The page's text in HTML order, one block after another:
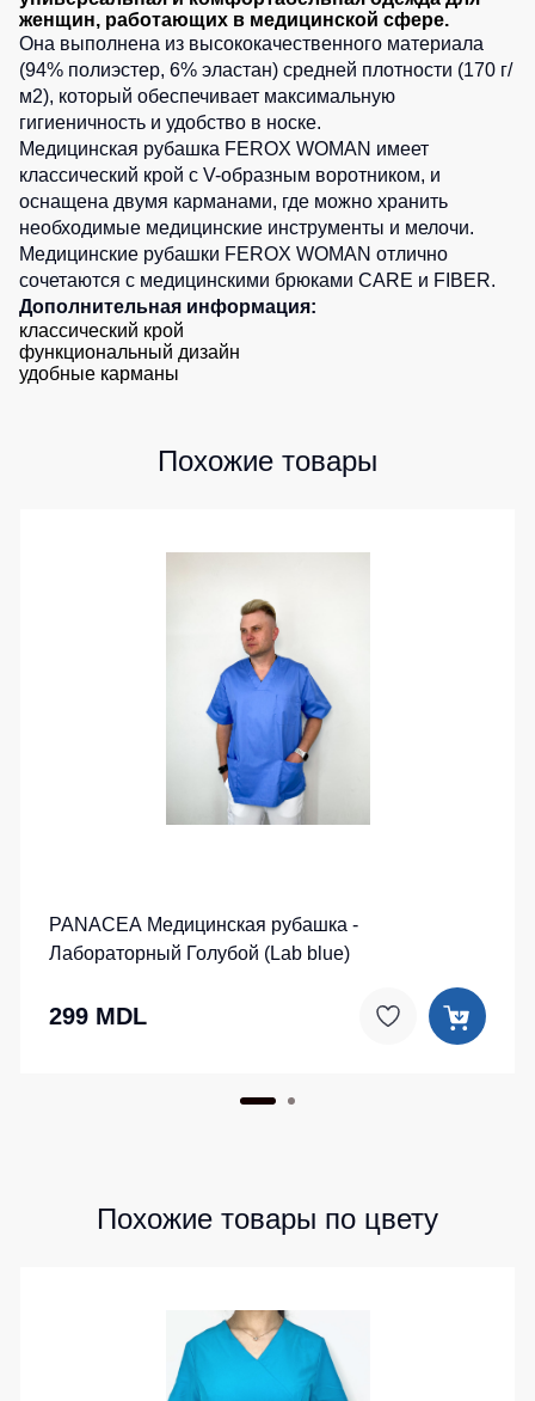
Детские
жилеты
Комбинезоны
Батники
/
Батники
молнии
Батники
Tours
Свитшоты
0 шт.
женщин, работающих в медицинской сфере.
Она выполнена из высококачественного материала
(94% полиэстер, 6% эластан) средней плотности (170 г/
м2), который обеспечивает максимальную
гигиеничность и удобство в носке.
Медицинская рубашка FEROX WOMAN имеет
классический крой с V-образным воротником, и
оснащена двумя карманами, где можно хранить
необходимые медицинские инструменты и мелочи.
Медицинские рубашки FEROX WOMAN отлично
сочетаются с медицинскими брюками CARE и FIBER.
Дополнительная информация:
классический крой
функциональный дизайн
удобные карманы
Похожие товары
PANACEA Медицинская рубашка -
Лабораторный Голубой (Lab blue)
299 MDL
Похожие товары по цвету